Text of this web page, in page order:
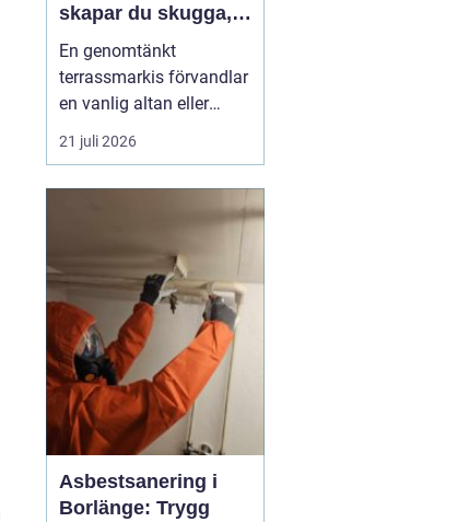
skapar du skugga,
stil och komfort på
uteplatsen
En genomtänkt
terrassmarkis förvandlar
en vanlig altan eller
uteplats till ett extra rum
under sommarhalvåret. I
där solen kan steka hårt
ena dagen och vinden ta
i nästa, är rätt solskydd
avgörande för att
uteplatsen ska använd...
21 juli 2026
Asbestsanering i
Borlänge: Trygg